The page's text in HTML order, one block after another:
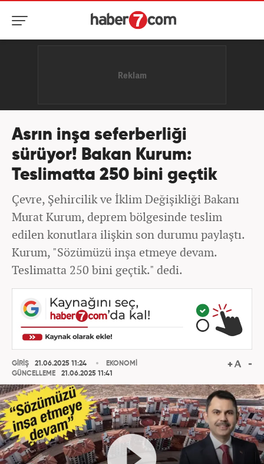
Asrın inşa seferberliği
sürüyor! Bakan Kurum:
Teslimatta 250 bini geçtik
Çevre, Şehircilik ve İklim Değişikliği Bakanı
Murat Kurum, deprem bölgesinde teslim
edilen konutlara ilişkin son durumu paylaştı.
Kurum, "Sözümüzü inşa etmeye devam.
Teslimatta 250 bini geçtik." dedi.
GİRİŞ
21.06.2025 11:24
GÜNCELLEME
21.06.2025 11:41
EKONOMİ